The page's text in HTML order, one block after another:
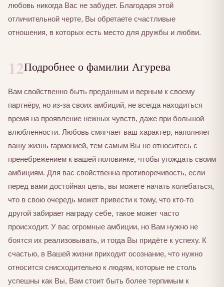
любовь никогда Вас не забудет. Благодаря этой
отличительной черте, Вы обретаете счастливые
отношения, в которых есть место для дружбы и любви.
12Подробнее о фамилии Агурева
Вам свойственно быть преданным и верным к своему
партнёру, но из-за своих амбиций, не всегда находиться
время на проявление нежных чувств, даже при большой
влюбленности. Любовь смягчает ваш характер, наполняет
вашу жизнь гармонией, тем самым Вы не относитесь с
пренебрежением к вашей половинке, чтобы угождать своим
амбициям. Для вас свойственна противоречивость, если
перед вами достойная цель, вы можете начать колебаться,
что в свою очередь может привести к тому, что кто-то
другой забирает награду себе, такое может часто
происходит. У вас огромные амбиции, но Вам нужно не
боятся их реализовывать, и тогда Вы придёте к успеху. К
счастью, в Вашей жизни приходит осознание, что нужно
относится снисходительно к людям, которые не столь
успешны как Вы, Вам стоит быть более терпимым к